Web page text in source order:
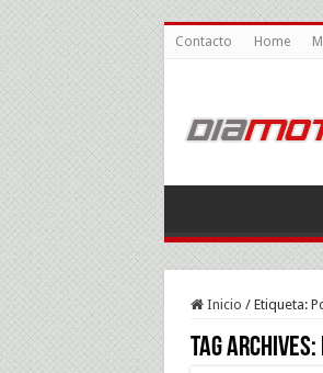
Contacto Home
Inicio / Etiqueta:
Tag Archives: